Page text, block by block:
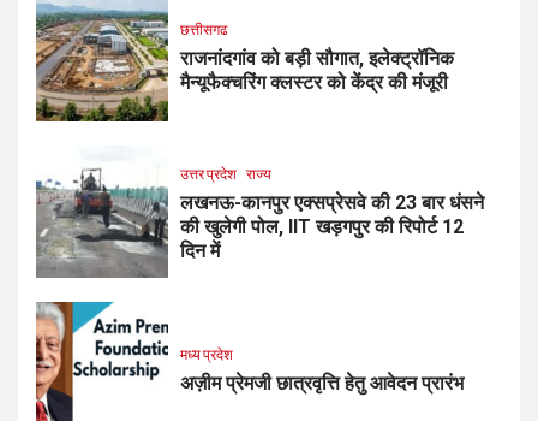
छत्तीसगढ
राजनांदगांव को बड़ी सौगात, इलेक्ट्रॉनिक
मैन्यूफैक्चरिंग क्लस्टर को केंद्र की मंजूरी
उत्तर प्रदेश राज्य
लखनऊ-कानपुर एक्सप्रेसवे की 23 बार धंसने
की खुलेगी पोल, IIT खड़गपुर की रिपोर्ट 12
दिन में
मध्य प्रदेश
अज़ीम प्रेमजी छात्रवृत्ति हेतु आवेदन प्रारंभ